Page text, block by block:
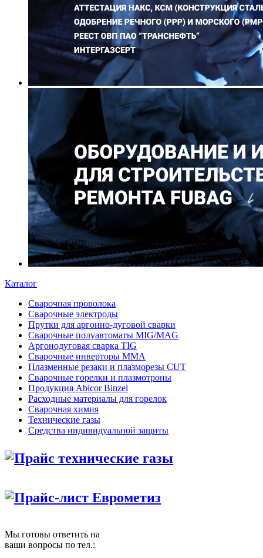
Каталог
Сварочная проволока
Сварочные электроды
Прутки для аргонно-дуговой сварки
Сварочные полуавтоматы MIG/MAG
Аргонодуговая сварка TIG
Сварочные инверторы MMA
Плазменные резаки и плазморезы CUT
Сварочные горелки и плазмотроны
Продукция Abicor Binzel
Расходные материалы для горелок
Сварочная химия
Технические газы
Средства индивидуальной защиты
Прайс технические газы
Прайс-лист Еврометиз
Мы готовы ответить на
ваши вопросы по тел.: